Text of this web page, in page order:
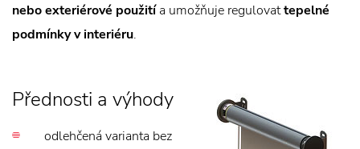
nebo exteriérové použitía umožňuje regulovattepelné
podmínky v interiéru.
Přednosti a výhody
odlehčená varianta bez